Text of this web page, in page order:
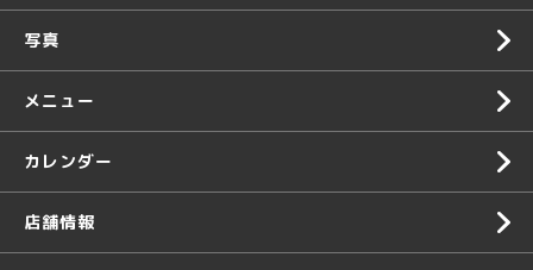
写真
メニュー
カレンダー
店舗情報